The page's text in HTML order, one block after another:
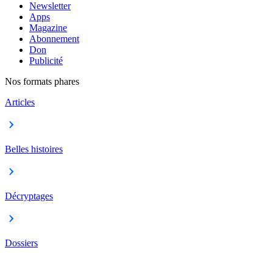
Newsletter
Apps
Magazine
Abonnement
Don
Publicité
Nos formats phares
Articles
Belles histoires
Décryptages
Dossiers